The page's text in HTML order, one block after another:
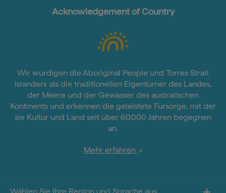
Acknowledgement of Country
Wir würdigen die Aboriginal People und Torres Strait
Islanders als die traditionellen Eigentümer des Landes,
der Meere und der Gewässer des australischen
Kontinents und erkennen die geleistete Fürsorge, mit der
sie Kultur und Land seit über 60.000 Jahren begegnen
an.
Mehr erfahren